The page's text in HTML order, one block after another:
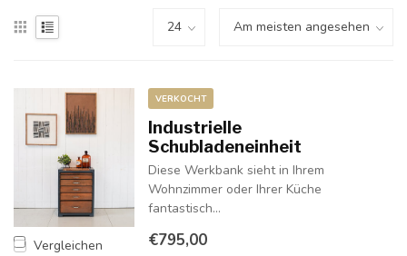
Vergleichen
VERKOCHT
Industrielle
Schubladeneinheit
Diese Werkbank sieht in Ihrem
Wohnzimmer oder Ihrer Küche
fantastisch...
€795,00